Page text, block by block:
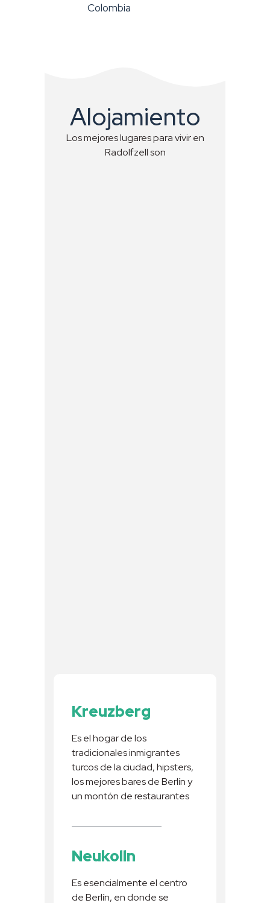
Colombia
Alojamiento
Los mejores lugares para vivir en
Radolfzell son
Kreuzberg
Es el hogar de los
tradicionales inmigrantes
turcos de la ciudad, hipsters,
los mejores bares de Berlín y
un montón de restaurantes
Neukolln
Es esencialmente el centro
de Berlín, en donde se